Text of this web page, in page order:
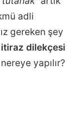
adli
gereken şey
dilekçesi
yapılır?